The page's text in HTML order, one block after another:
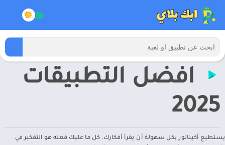
افضل التطبيقات
2025
يستطيع أكيناتور بكل سهولة أن يقرأ أفكارك. كل ما عليك فعله هو التفكير في